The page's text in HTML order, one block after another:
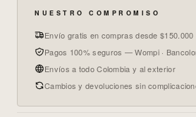
NUESTRO COMPROMISO
Envío gratis en compras desde $150.000
Pagos 100% seguros — Wompi ·
Envíos a todo Colombia y al exterior
Cambios y devoluciones sin